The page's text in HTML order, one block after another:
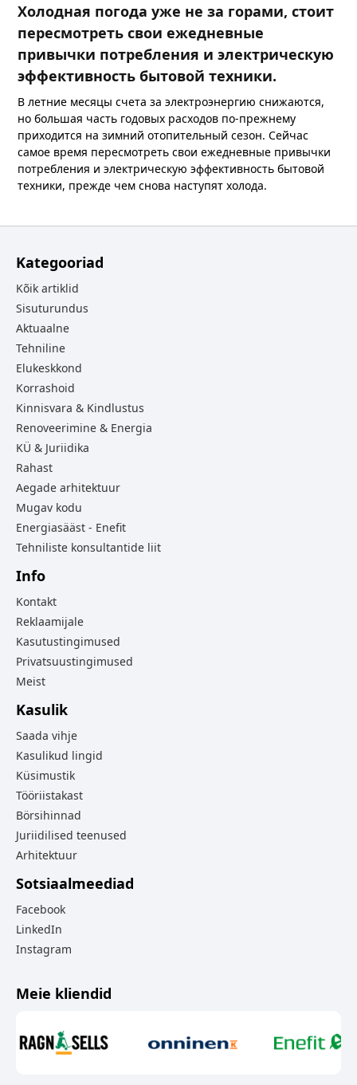
Холодная погода уже не за горами, стоит
пересмотреть свои ежедневные
привычки потребления и электрическую
эффективность бытовой техники.
В летние месяцы счета за электроэнергию снижаются,
но большая часть годовых расходов по-прежнему
приходится на зимний отопительный сезон. Сейчас
самое время пересмотреть свои ежедневные привычки
потребления и электрическую эффективность бытовой
техники, прежде чем снова наступят холода.
Kategooriad
Kõik artiklid
Sisuturundus
Aktuaalne
Tehniline
Elukeskkond
Korrashoid
Kinnisvara & Kindlustus
Renoveerimine & Energia
KÜ & Juriidika
Rahast
Aegade arhitektuur
Mugav kodu
Energiasääst - Enefit
Tehniliste konsultantide liit
Info
Kontakt
Reklaamijale
Kasutustingimused
Privatsuustingimused
Meist
Kasulik
Saada vihje
Kasulikud lingid
Küsimustik
Tööriistakast
Börsihinnad
Juriidilised teenused
Arhitektuur
Sotsiaalmeediad
Facebook
LinkedIn
Instagram
Meie kliendid